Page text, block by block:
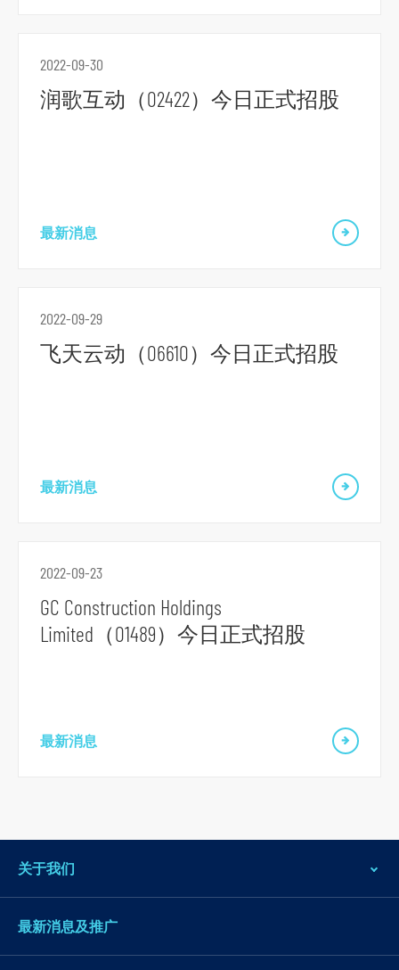
2022-09-30
润歌互动（02422）今日正式招股
最新消息
2022-09-29
飞天云动（06610）今日正式招股
最新消息
2022-09-23
GC Construction Holdings
Limited（01489）今日正式招股
最新消息
关于我们
最新消息及推广